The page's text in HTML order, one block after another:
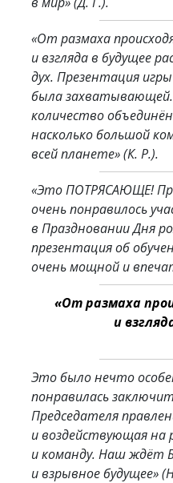
«От размаха
и взгляда в будущее
дух. Презентация
была
количество
насколько большой
всей планете»(К. Р.).
«Это ПОТРЯСАЮЩЕ!
очень понравилось
в Праздновании Дня
презентация об
очень мощной и
«От размаха
и
Это было нечто
понравилась
Председателя
и воздействующая на
и команду. Наш ждёт
и взрывное будущее»